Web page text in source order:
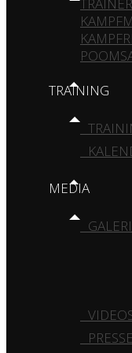
TRAINING
MEDIA
PRESSE